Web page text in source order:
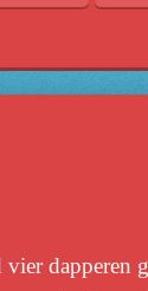
dapperen